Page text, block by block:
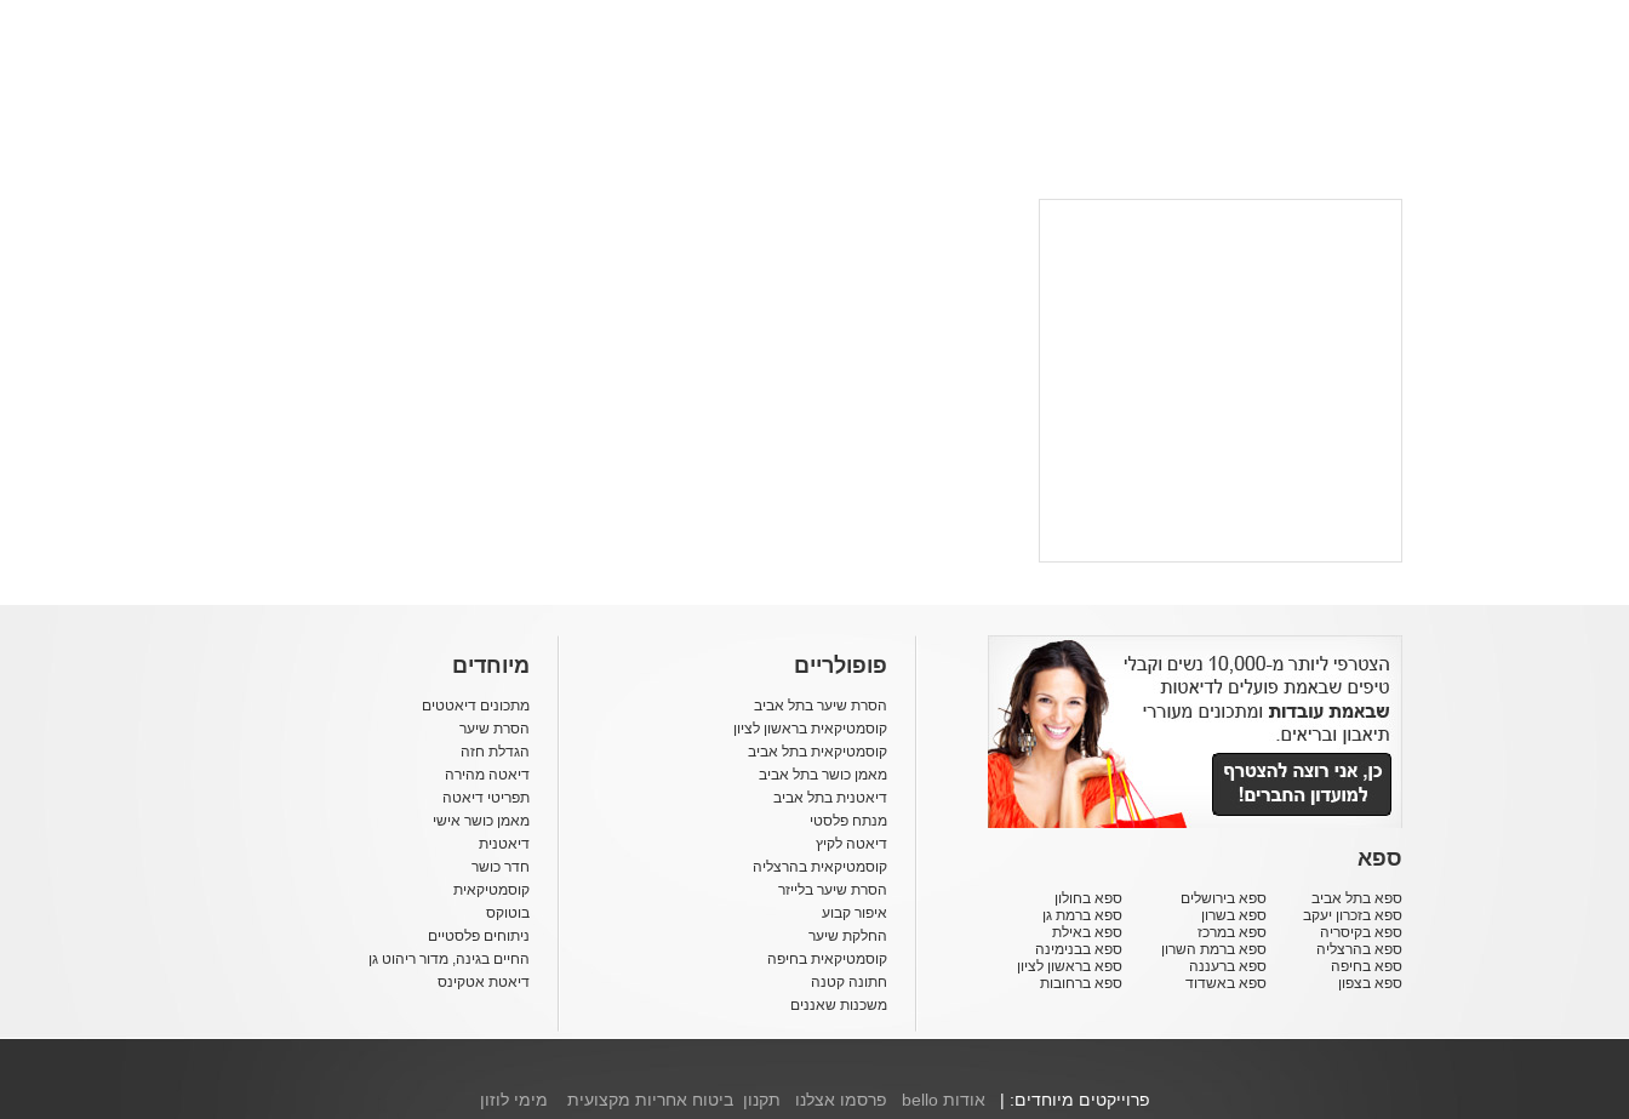
ספא
ספא בתל אביב
ספא בזכרון יעקב
ספא בקיסריה
ספא בהרצליה
ספא בחיפה
ספא בצפון
ספא בירושלים
ספא בשרון
ספא במרכז
ספא ברמת השרון
ספא ברעננה
ספא באשדוד
ספא בחולון
ספא ברמת גן
ספא באילת
ספא בבנימינה
ספא בראשון לציון
ספא ברחובות
פופולריים
הסרת שיער בתל אביב
קוסמטיקאית בראשון לציון
קוסמטיקאית בתל אביב
מאמן כושר בתל אביב
דיאטנית בתל אביב
מנתח פלסטי
דיאטה לקיץ
קוסמטיקאית בהרצליה
הסרת שיער בלייזר
איפור קבוע
החלקת שיער
קוסמטיקאית בחיפה
חתונה קטנה
משכנות שאננים
מיוחדים
מתכונים דיאטטים
הסרת שיער
הגדלת חזה
דיאטה מהירה
תפריטי דיאטה
מאמן כושר אישי
דיאטנית
חדר כושר
קוסמטיקאית
בוטוקס
ניתוחים פלסטיים
החיים בגינה, מדור ריהוט גן
דיאטת אטקינס
פרוייקטים מיוחדים: | אודות bello פרסמו אצלנו תקנון ביטוח אחריות מקצועית מימי לוזון